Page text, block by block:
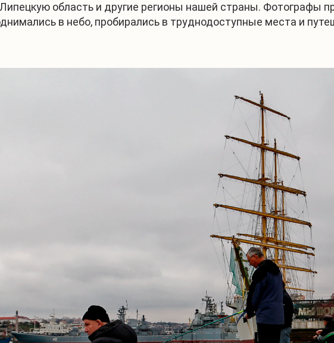
область и другие регионы нашей страны. Фотографы
в небо, пробирались в труднодоступные места и